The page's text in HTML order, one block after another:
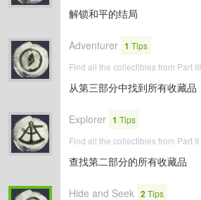
解锁和平的结局
Adventurer 1 Tips
Find all the collectibles from Part III
从第三部分中找到所有收藏品
Explorer 1 Tips
Find all the collectibles from Part II
查找第二部分的所有收藏品
Hide and Seek 2Tips